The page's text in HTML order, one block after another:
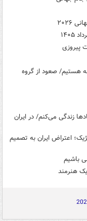
۲۰۲۶
پیروزی
هستیم/ صعود از گروه
است با انتقادها زندگی می‌کنم/ در ایران
اعتراض ایران به تصمیم
باشیم
هنرمند